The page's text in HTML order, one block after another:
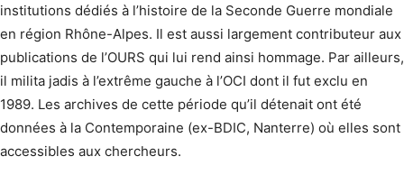
institutions dédiés à l’histoire de la Seconde Guerre mondiale
en région Rhône-Alpes. Il est aussi largement contributeur aux
publications de l’OURS qui lui rend ainsi hommage. Par ailleurs,
il milita jadis à l’extrême gauche à l’OCI dont il fut exclu en
1989. Les archives de cette période qu’il détenait ont été
données à la Contemporaine (ex-BDIC, Nanterre) où elles sont
accessibles aux chercheurs.